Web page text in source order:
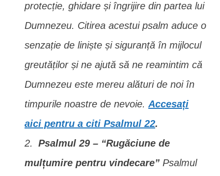
protecție, ghidare și îngrijire din partea lui
Dumnezeu. Citirea acestui psalm aduce o
senzație de liniște și siguranță în mijlocul
greutăților și ne ajută să ne reamintim că
Dumnezeu este mereu alături de noi în
timpurile noastre de nevoie. Accesați
aici pentru a citi Psalmul 22.
Psalmul 29 – “Rugăciune de
mulțumire pentru vindecare” Psalmul